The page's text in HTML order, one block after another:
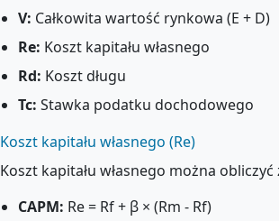
V: Całkowita wartość rynkowa (E + D)
Re: Koszt kapitału własnego
Rd: Koszt długu
Tc: Stawka podatku dochodowego
Koszt kapitału własnego (Re)
Koszt kapitału własnego można
CAPM: Re = Rf + β × (Rm - Rf)